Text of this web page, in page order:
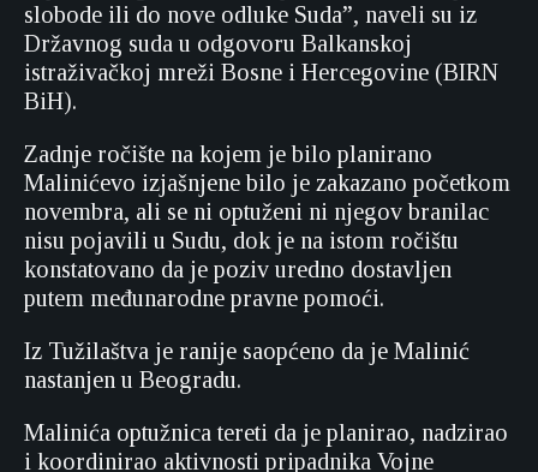
slobode ili do nove odluke Suda”, naveli su iz
Državnog suda u odgovoru Balkanskoj
istraživačkoj mreži Bosne i Hercegovine (BIRN
BiH).
Zadnje ročište na kojem je bilo planirano
Malinićevo izjašnjene bilo je zakazano početkom
novembra, ali se ni optuženi ni njegov branilac
nisu pojavili u Sudu, dok je na istom ročištu
konstatovano da je poziv uredno dostavljen
putem međunarodne pravne pomoći.
Iz Tužilaštva je ranije saopćeno da je Malinić
nastanjen u Beogradu.
Malinića optužnica tereti da je planirao, nadzirao
i koordinirao aktivnosti pripadnika Vojne